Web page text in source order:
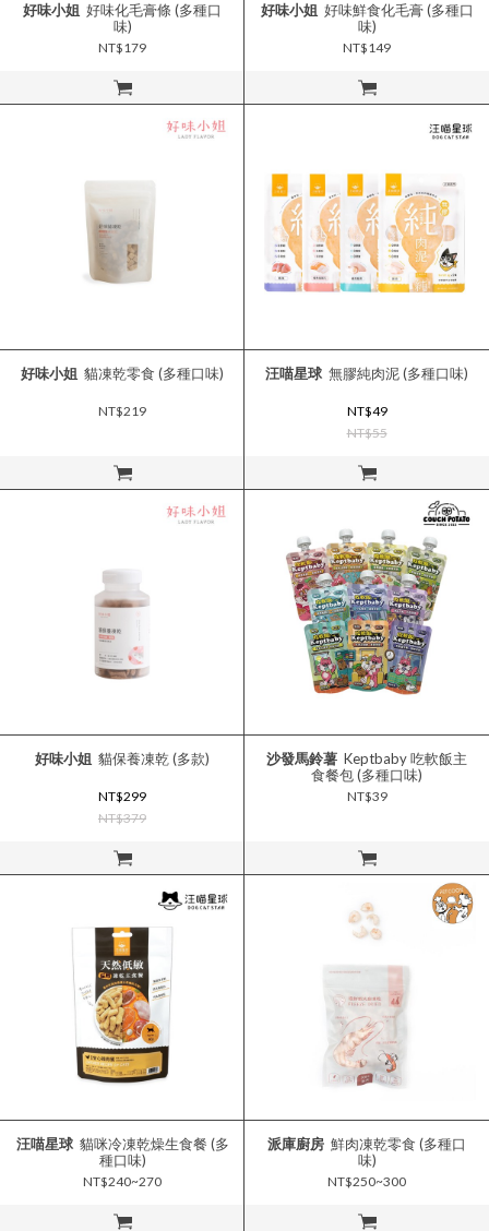
立即購買
好味小姐
味)
NT$179
立即購買
好味小姐
味)
NT$149
立即購買
好味小姐 貓凍乾零食 (多種口味)
NT$219
立即購買
汪喵星球 無膠純肉泥 (多種口味)
NT$49
NT$55
立即購買
好味小姐 貓保養凍乾 (多款)
NT$299
NT$379
立即購買
沙發馬鈴薯
食餐包 (多種口味)
NT$39
立即購買
汪喵星球貓咪冷凍乾燥生食餐 (多
種口味)
NT$240~270
立即購買
派庫廚房
味)
NT$250~300